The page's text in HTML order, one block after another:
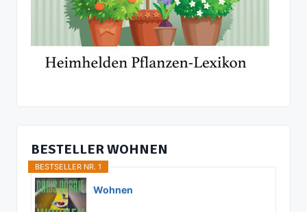
BESTELLER WOHNEN
BESTSELLER NR. 1
Wohnen